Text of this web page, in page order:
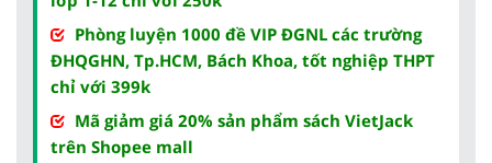
Phòng luyện 1000 đề VIP ĐGNL các trường
ĐHQGHN, Tp.HCM, Bách Khoa, tốt nghiệp THPT
chỉ với 399k
Mã giảm giá 20% sản phẩm sách VietJack
trên Shopee mall